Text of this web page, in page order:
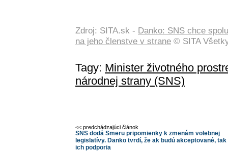
Zdroj: SITA.sk - Danko: SNS chce
na jeho členstve v strane © SITA
Tagy: Minister životného
národnej strany (SNS)
<< predchádzajúci článok
SNS dodá Smeru pripomienky k zmenám volebnej
legislatívy. Danko tvrdí, že ak budú akceptované, tak
ich podporia